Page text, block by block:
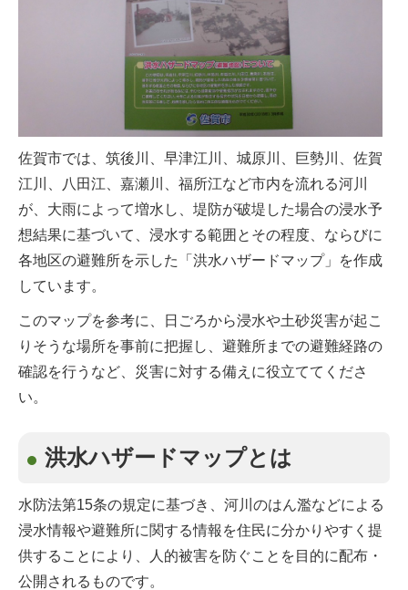
佐賀市では、筑後川、早津江川、城原川、巨勢川、佐賀
江川、八田江、嘉瀬川、福所江など市内を流れる河川
が、大雨によって増水し、堤防が破堤した場合の浸水予
想結果に基づいて、浸水する範囲とその程度、ならびに
各地区の避難所を示した「洪水ハザードマップ」を作成
しています。
このマップを参考に、日ごろから浸水や土砂災害が起こ
りそうな場所を事前に把握し、避難所までの避難経路の
確認を行うなど、災害に対する備えに役立ててくださ
い。
洪水ハザードマップとは
水防法第15条の規定に基づき、河川のはん濫などによる
浸水情報や避難所に関する情報を住民に分かりやすく提
供することにより、人的被害を防ぐことを目的に配布・
公開されるものです。